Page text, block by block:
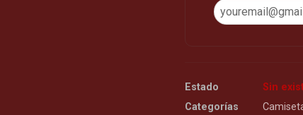
Estado
Sin
Categorías